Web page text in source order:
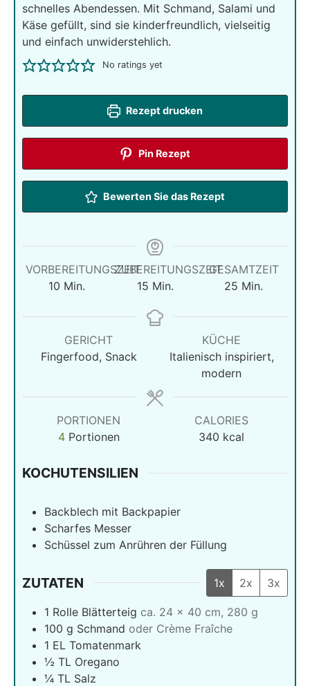
schnelles Abendessen. Mit Schmand, Salami und
Käse gefüllt, sind sie kinderfreundlich, vielseitig
und einfach unwiderstehlich.
No ratings yet
Rezept drucken
Pin Rezept
Bewerten Sie das Rezept
VORBEREITUNGSZEIT
10Minuten
Min.
ZUBEREITUNGSZEIT
15Minuten
Min.
GESAMTZEIT
25 Minuten
Min.
GERICHT
Fingerfood, Snack
KÜCHE
Italienisch inspiriert,
modern
PORTIONEN
4 Portionen
CALORIES
340 kcal
KOCHUTENSILIEN
Backblech mit Backpapier
Scharfes Messer
Schüssel zum Anrühren der Füllung
ZUTATEN 1x 2x 3x
1 Rolle Blätterteig ca. 24 × 40 cm, 280 g
100 g Schmand oder Crème Fraîche
1 EL Tomatenmark
½ TL Oregano
¼ TL Salz